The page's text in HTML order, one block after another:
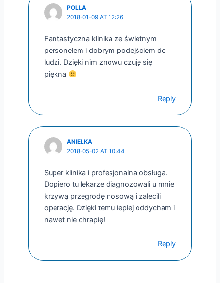
POLLA
2018-01-09 AT 12:26
Fantastyczna klinika ze świetnym
personelem i dobrym podejściem do
ludzi. Dzięki nim znowu czuję się
piękna
Reply
ANIELKA
2018-05-02 AT 10:44
Super klinika i profesjonalna obsługa.
Dopiero tu lekarze diagnozowali u mnie
krzywą przegrodę nosową i zalecili
operację. Dzięki temu lepiej oddycham i
nawet nie chrapię!
Reply